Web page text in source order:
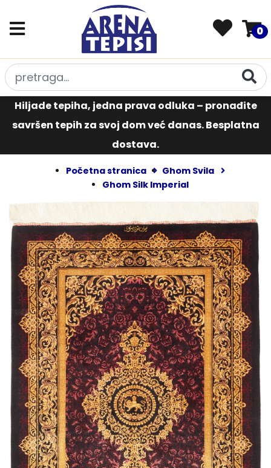
0
Hiljade tepiha, jedna prava odluka – pronađite
savršen tepih za svoj dom već danas. Besplatna
dostava.
Početna stranica
Ghom Svila
Ghom Silk Imperial